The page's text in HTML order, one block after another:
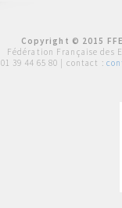
Copyright © 2015
Fédération Française des
01 39 44 65 80 | contact :